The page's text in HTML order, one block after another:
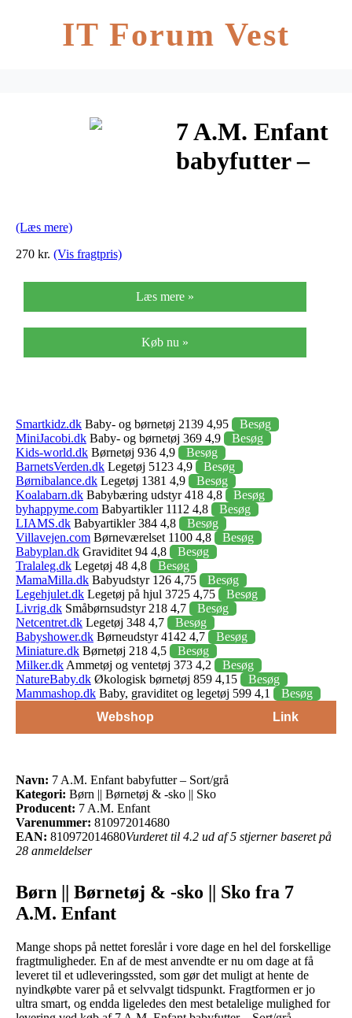
IT Forum Vest
7 A.M. Enfant
babyfutter –
(Læs mere)
270 kr. (Vis fragtpris)
Læs mere »
Køb nu »
Smartkidz.dk Baby- og børnetøj 2139 4,95
Besøg
MiniJacobi.dk Baby- og børnetøj 369 4,9
Besøg
Kids-world.dk Børnetøj 936 4,9
Besøg
BarnetsVerden.dk Legetøj 5123 4,9
Besøg
Børnibalance.dk Legetøj 1381 4,9
Besøg
Koalabarn.dk Babybæring udstyr 418 4,8
Besøg
byhappyme.com Babyartikler 1112 4,8
Besøg
LIAMS.dk Babyartikler 384 4,8
Besøg
Villavejen.com Børneværelset 1100 4,8
Besøg
Babyplan.dk Graviditet 94 4,8
Besøg
Tralaleg.dk Legetøj 48 4,8
Besøg
MamaMilla.dk Babyudstyr 126 4,75
Besøg
Legehjulet.dk Legetøj på hjul 3725 4,75
Besøg
Livrig.dk Småbørnsudstyr 218 4,7
Besøg
Netcentret.dk Legetøj 348 4,7
Besøg
Babyshower.dk Børneudstyr 4142 4,7
Besøg
Miniature.dk Børnetøj 218 4,5
Besøg
Milker.dk Ammetøj og ventetøj 373 4,2
Besøg
NatureBaby.dk Økologisk børnetøj 859 4,15
Besøg
Mammashop.dk Baby, graviditet og legetøj 599 4,1
Besøg
Webshop
Link
Navn: 7 A.M. Enfant babyfutter – Sort/grå
Kategori: Børn || Børnetøj & -sko || Sko
Producent: 7 A.M. Enfant
Varenummer: 810972014680
EAN: 810972014680Vurderet til 4.2 ud af 5 stjerner baseret på
28 anmeldelser
Børn || Børnetøj & -sko || Sko fra 7
A.M. Enfant
Mange shops på nettet foreslår i vore dage en hel del forskellige
fragtmuligheder. En af de mest anvendte er nu om dage at få
leveret til et udleveringssted, som gør det muligt at hente de
nyindkøbte varer på et selvvalgt tidspunkt. Fragtformen er jo
ultra smart, og endda ligeledes den mest betalelige mulighed for